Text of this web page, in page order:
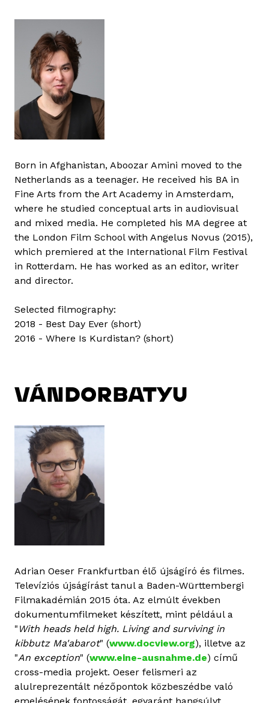
Born in Afghanistan, Aboozar Amini moved to the
Netherlands as a teenager. He received his BA in
Fine Arts from the Art Academy in Amsterdam,
where he studied conceptual arts in audiovisual
and mixed media. He completed his MA degree at
the London Film School with Angelus Novus (2015),
which premiered at the International Film Festival
in Rotterdam. He has worked as an editor, writer
and director.
Selected filmography:
2018 - Best Day Ever (short)
2016 - Where Is Kurdistan? (short)
VÁNDORBATYU
Adrian Oeser Frankfurtban élő újságíró és filmes.
Televíziós újságírást tanul a Baden-Württembergi
Filmakadémián 2015 óta. Az elmúlt években
dokumentumfilmeket készített, mint például a
" With heads held high. Living and surviving in
kibbutz Ma'abarot" (www.docview.org), illetve az
"An exception" (www.eine-ausnahme.de) című
cross-media projekt. Oeser felismeri az
alulreprezentált nézőpontok közbeszédbe való